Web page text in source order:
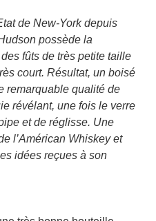
de New-York depuis
possède la
fûts de très petite taille
court. Résultat, un boisé
remarquable qualité de
révélant, une fois le verre
et de réglisse. Une
l’Américan Whiskey et
idées reçues à son